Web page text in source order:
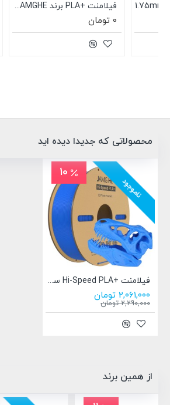
فیلامنت +PLA برند JAMGHE نقره ای 1.75mm
محصولاتی که جدیدا دیده اید
ناموجود
10
فیلامنت +Hi-Speed PLA سرعت بالا برند JAMGHE آبی 1.75mm
2,061,000 تومان
2,290,000 تومان
از همین برند